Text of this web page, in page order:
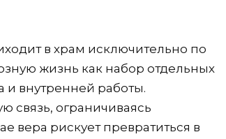
в храм исключительно по
жизнь как набор отдельных
и внутренней работы.
связь, ограничиваясь
вера рискует превратиться в